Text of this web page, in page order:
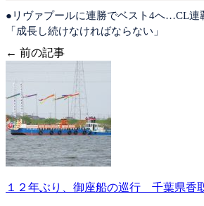
●リヴァプールに連勝でベスト4へ…CL連
「成長し続けなければならない」
← 前の記事
１２年ぶり、御座船の巡行 千葉県香